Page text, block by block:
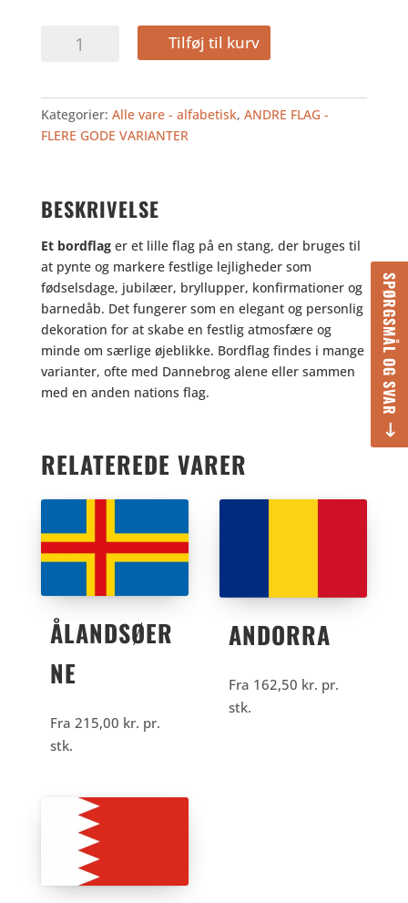
SPØRGSMÅL OG SVAR
TRINIDAD
-
BORDFLAG
antal
Tilføj til kurv
Kategorier: Alle vare - alfabetisk, ANDRE FLAG -
FLERE GODE VARIANTER
BESKRIVELSE
Et bordflager et lille flag på en stang, der bruges til
at pynte og markere festlige lejligheder som
fødselsdage, jubilæer, bryllupper, konfirmationer og
barnedåb. Det fungerer som en elegant og personlig
dekoration for at skabe en festlig atmosfære og
minde om særlige øjeblikke. Bordflag findes i mange
varianter, ofte med Dannebrog alene eller sammen
med en anden nations flag.
RELATEREDE VARER
ÅLANDSØER
NE
Fra 215,00 kr. pr.
stk.
ANDORRA
Fra 162,50 kr. pr.
stk.